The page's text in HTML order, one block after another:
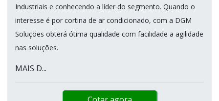
Industriais e conhecendo a líder do segmento. Quando o
interesse é por cortina de ar condicionado, com a DGM
Soluções obterá ótima qualidade com facilidade a agilidade
nas soluções.
MAIS D...